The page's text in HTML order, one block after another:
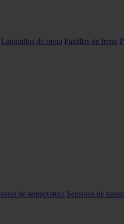
Latiguillos de freno Pastillas de freno
de temperatura Sensores de